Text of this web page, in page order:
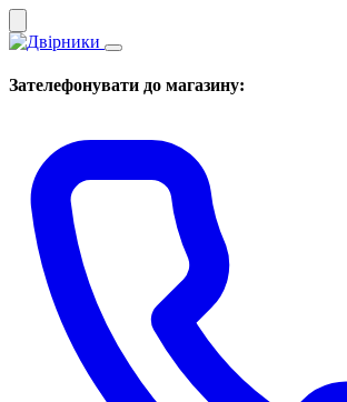
Зателефонувати до магазину: